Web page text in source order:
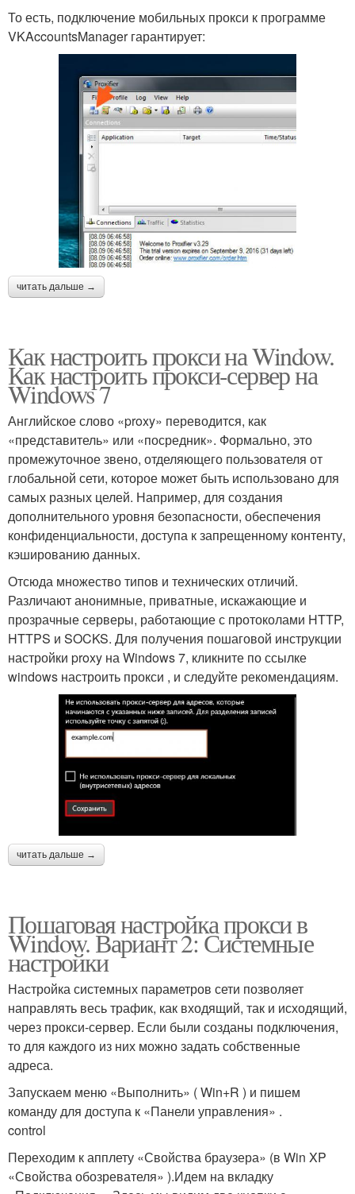
То есть, подключение мобильных прокси к программе
VKAccountsManager гарантирует:
читать дальше →
Как настроить прокси на Window.
Как настроить прокси-сервер на
Windows 7
Английское слово «proxy» переводится, как
«представитель» или «посредник». Формально, это
промежуточное звено, отделяющего пользователя от
глобальной сети, которое может быть использовано для
самых разных целей. Например, для создания
дополнительного уровня безопасности, обеспечения
конфиденциальности, доступа к запрещенному контенту,
кэшированию данных.
Отсюда множество типов и технических отличий.
Различают анонимные, приватные, искажающие и
прозрачные серверы, работающие с протоколами HTTP,
HTTPS и SOCKS. Для получения пошаговой инструкции
настройки proxy на Windows 7, кликните по ссылке
windows настроить прокси , и следуйте рекомендациям.
читать дальше →
Пошаговая настройка прокси в
Window. Вариант 2: Системные
настройки
Настройка системных параметров сети позволяет
направлять весь трафик, как входящий, так и исходящий,
через прокси-сервер. Если были созданы подключения,
то для каждого из них можно задать собственные
адреса.
Запускаем меню «Выполнить» ( Win+R ) и пишем
команду для доступа к «Панели управления» .
control
Переходим к апплету «Свойства браузера» (в Win XP
«Свойства обозревателя» ).Идем на вкладку